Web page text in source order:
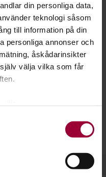
din personliga data,
teknologi såsom
till information på din
personliga annonser och
åskådarinsikter
välja vilka som får
på upp till flera meter
uppgifter
behöver du kunna
bland annat om att lära
sätt.
för snöskoter. För
om
säkerhet och hur skotern
av den som har ett kör-